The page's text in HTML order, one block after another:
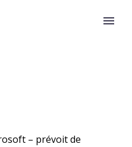
premier
– prévoit de